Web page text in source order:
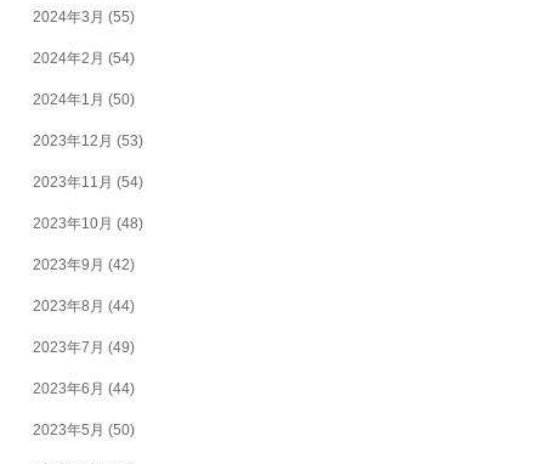
2024年3月 (55)
2024年2月 (54)
2024年1月 (50)
2023年12月 (53)
2023年11月 (54)
2023年10月 (48)
2023年9月 (42)
2023年8月 (44)
2023年7月 (49)
2023年6月 (44)
2023年5月 (50)